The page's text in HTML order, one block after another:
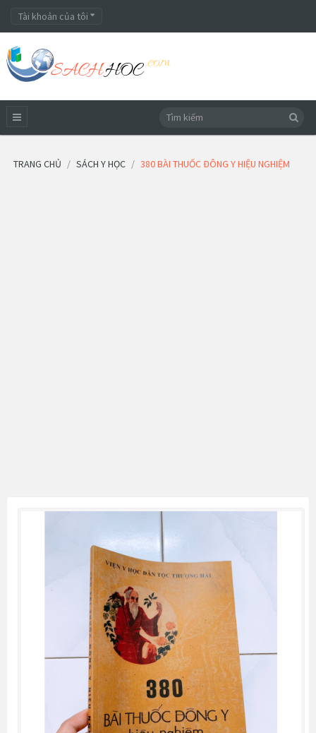
Tài khoản của tôi
TRANG CHỦ SÁCH Y HỌC 380 BÀI THUỐC ĐÔNG Y HIỆU NGHIỆM